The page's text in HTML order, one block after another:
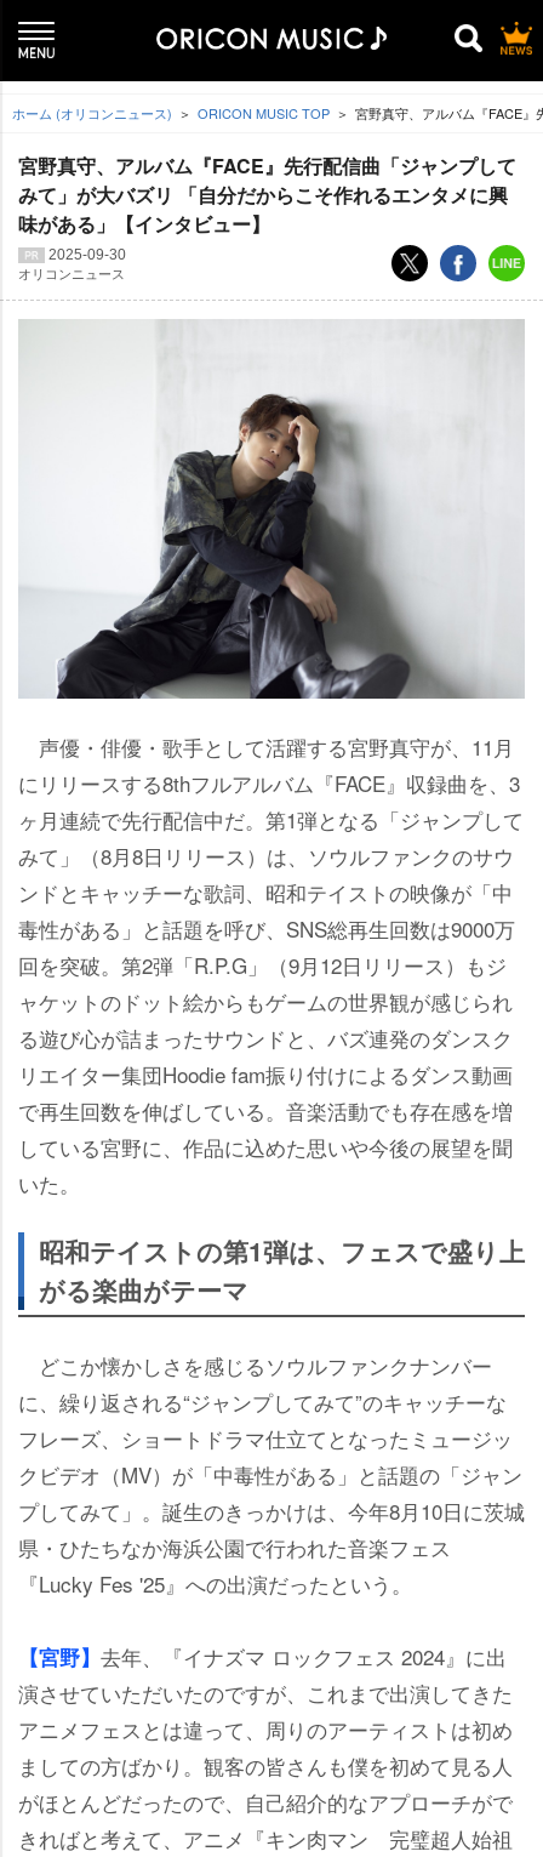
ホーム (オリコンニュース) ORICON MUSIC TOP 宮野真守、アルバム『FACE
宮野真守、アルバム『FACE』先行配信曲「ジャンプして
みて」が大バズリ 「自分だからこそ作れるエンタメに興
味がある」【インタビュー】
2025-09-30
オリコンニュース
声優・俳優・歌手として活躍する宮野真守が、11月
にリリースする8thフルアルバム『FACE』収録曲を、3
ヶ月連続で先行配信中だ。第1弾となる「ジャンプして
みて」（8月8日リリース）は、ソウルファンクのサウ
ンドとキャッチーな歌詞、昭和テイストの映像が「中
毒性がある」と話題を呼び、SNS総再生回数は9000万
回を突破。第2弾「R.P.G」（9月12日リリース）もジ
ャケットのドット絵からもゲームの世界観が感じられ
る遊び心が詰まったサウンドと、バズ連発のダンスク
リエイター集団Hoodie fam振り付けによるダンス動画
で再生回数を伸ばしている。音楽活動でも存在感を増
している宮野に、作品に込めた思いや今後の展望を聞
いた。
昭和テイストの第1弾は、フェスで盛り上
がる楽曲がテーマ
どこか懐かしさを感じるソウルファンクナンバー
に、繰り返される“ジャンプしてみて”のキャッチーな
フレーズ、ショートドラマ仕立てとなったミュージッ
クビデオ（MV）が「中毒性がある」と話題の「ジャン
プしてみて」。誕生のきっかけは、今年8月10日に茨城
県・ひたちなか海浜公園で行われた音楽フェス
『Lucky Fes '25』への出演だったという。
【宮野】 去年、『イナズマ ロックフェス 2024』に出
演させていただいたのですが、これまで出演してきた
アニメフェスとは違って、周りのアーティストは初め
ましての方ばかり。観客の皆さんも僕を初めて見る人
がほとんどだったので、自己紹介的なアプローチがで
きればと考えて、アニメ『キン肉マン 完璧超人始祖